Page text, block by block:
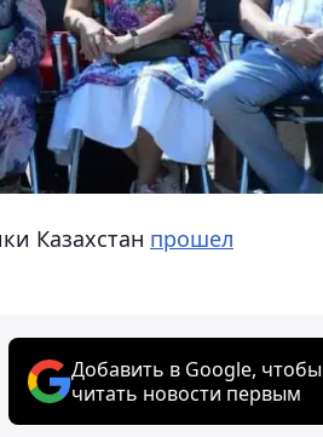
Казахстан прошел
Добавить в Google, чтобы
читать новости первым